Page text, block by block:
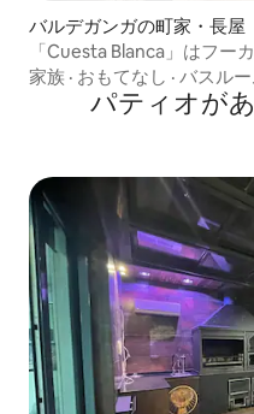
バルデガンガの町家・長屋
「Cuesta Blanca」はフー
家です
家族 · おもてなし · バスル
パティオが